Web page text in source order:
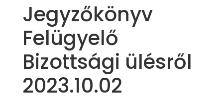
Jegyzőkönyv
Felügyelő
Bizottsági ülésről
2023.10.02